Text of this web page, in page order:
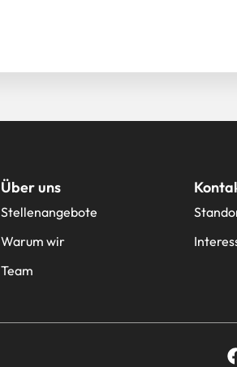
Über uns
Stellenangebote
Warum wir
Team